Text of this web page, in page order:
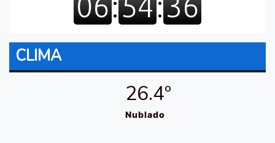
CLIMA
26.4º
Nublado